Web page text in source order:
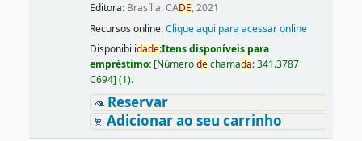
Editora: Brasília: CADE, 2021
Recursos online:Clique aqui para acessar online
Disponibilidade:Itens disponíveis para
empréstimo: [Númerodechamada:341.3787
C694] (1).
Reservar
Adicionar ao seu carrinho